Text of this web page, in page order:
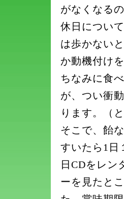
がなくなる
休日につい
は歩かない
か動機付け
ちなみに食
が、つい衝
ります。（
そこで、飴
すいたら1日
日CDをレン
ーを見たと